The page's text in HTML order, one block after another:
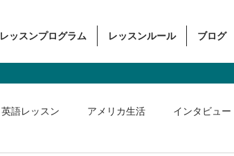
レッスンプログラム レッスンルール ブログ
英語レッスン アメリカ生活 インタビュー